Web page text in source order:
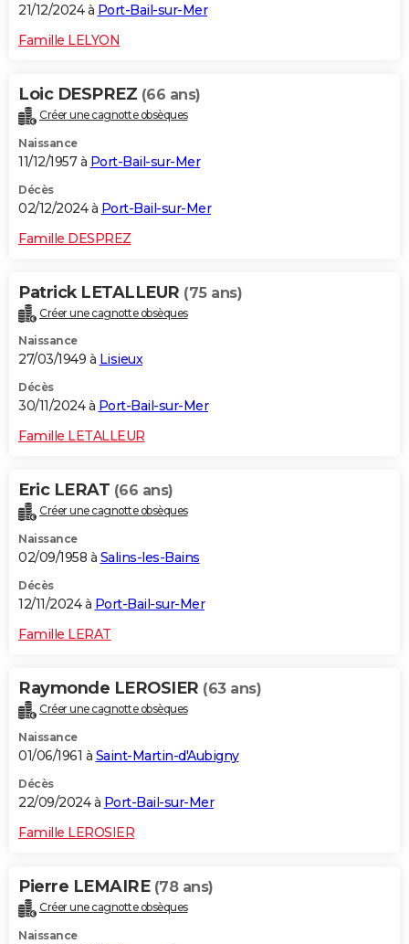
21/12/2024 à Port-Bail-sur-Mer
Famille LELYON
Loic DESPREZ (66 ans)
Créer une cagnotte obsèques
Naissance
11/12/1957 à Port-Bail-sur-Mer
Décès
02/12/2024 à Port-Bail-sur-Mer
Famille DESPREZ
Patrick LETALLEUR (75 ans)
Créer une cagnotte obsèques
Naissance
27/03/1949 à Lisieux
Décès
30/11/2024 à Port-Bail-sur-Mer
Famille LETALLEUR
Eric LERAT (66 ans)
Créer une cagnotte obsèques
Naissance
02/09/1958 à Salins-les-Bains
Décès
12/11/2024 à Port-Bail-sur-Mer
Famille LERAT
Raymonde LEROSIER (63 ans)
Créer une cagnotte obsèques
Naissance
01/06/1961 à Saint-Martin-d'Aubigny
Décès
22/09/2024 à Port-Bail-sur-Mer
Famille LEROSIER
Pierre LEMAIRE (78 ans)
Créer une cagnotte obsèques
Naissance